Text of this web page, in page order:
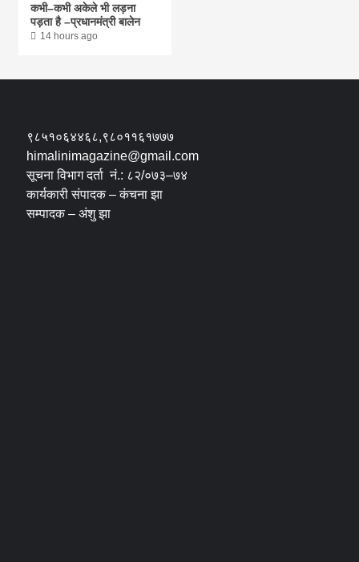
कभी–कभी अकेले भी लड़ना
पड़ता है –प्रधानमंत्री बालेन
14 hours ago
९८५१०६४४६८,९८०११६१७७७
himalinimagazine@gmail.com
सूचना विभाग दर्ता नं.: ८२/०७३–७४
कार्यकारी संपादक – कंचना झा
सम्पादक – अंशु झा